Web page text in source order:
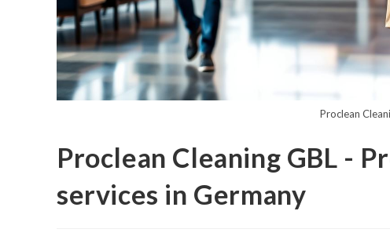
Proclean
Proclean Cleaning GBL -
services in Germany